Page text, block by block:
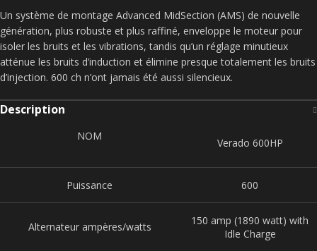
Un système de montage Advanced MidSection (AMS) de nouvelle
génération, plus robuste et plus raffiné, enveloppe le moteur pour
isoler les bruits et les vibrations, tandis qu’un réglage minutieux
atténue les bruits d’induction et élimine presque totalement les bruits
d’injection. 600 ch n’ont jamais été aussi silencieux.
Description
NOM
Verado 600HP
Puissance 600
Alternateur ampères/watts
150 amp (1890 watt) with
Idle Charge